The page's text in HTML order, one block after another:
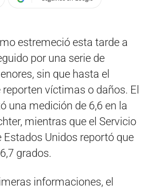
estremeció esta tarde a
por una serie de
sin que hasta el
víctimas o daños. El
una medición de 6,6 en la
mientras que el Servicio
Estados Unidos reportó que
grados.
informaciones, el